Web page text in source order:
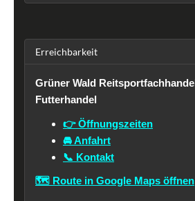
Erreichbarkeit
Grüner Wald
Futterhandel
👉 Öffnungszeiten
🚘 Anfahrt
📞 Kontakt
🗺️ Route in Google Maps öffnen